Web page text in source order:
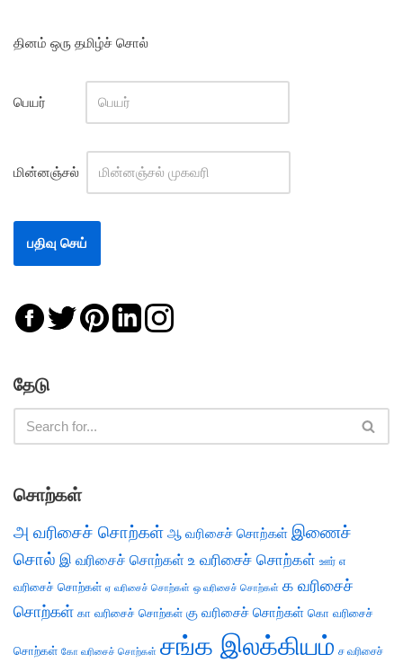
தினம் ஒரு தமிழ்ச் சொல்
பெயர்
மின்னஞ்சல்
தேடு
சொற்கள்
அ வரிசைச் சொற்கள் ஆ வரிசைச் சொற்கள் இணைச்
சொல் இ வரிசைச் சொற்கள் உ வரிசைச் சொற்கள் ஊர் எ
வரிசைச் சொற்கள் ஏ வரிசைச் சொற்கள் ஒ வரிசைச் சொற்கள் க வரிசைச்
சொற்கள் கா வரிசைச் சொற்கள் கு வரிசைச் சொற்கள் கொ வரிசைச்
சொற்கள் கோ வரிசைச் சொற்கள் சங்க இலக்கியம் ச வரிசைச்